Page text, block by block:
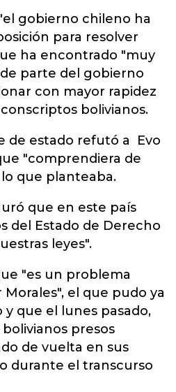
gobierno chileno ha
para resolver
ha encontrado "muy
parte del gobierno
con mayor rapidez
bolivianos.
de estado refutó a Evo
"comprendiera de
que planteaba.
que en este país
del Estado de Derecho
leyes".
"es un problema
el que pudo ya
que el lunes pasado,
presos
de vuelta en sus
durante el transcurso